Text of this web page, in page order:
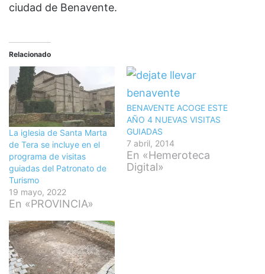
ciudad de Benavente.
Relacionado
La iglesia de Santa Marta
de Tera se incluye en el
programa de visitas
guiadas del Patronato de
Turismo
19 mayo, 2022
En «PROVINCIA»
BENAVENTE ACOGE ESTE
AÑO 4 NUEVAS VISITAS
GUIADAS
7 abril, 2014
En «Hemeroteca
Digital»